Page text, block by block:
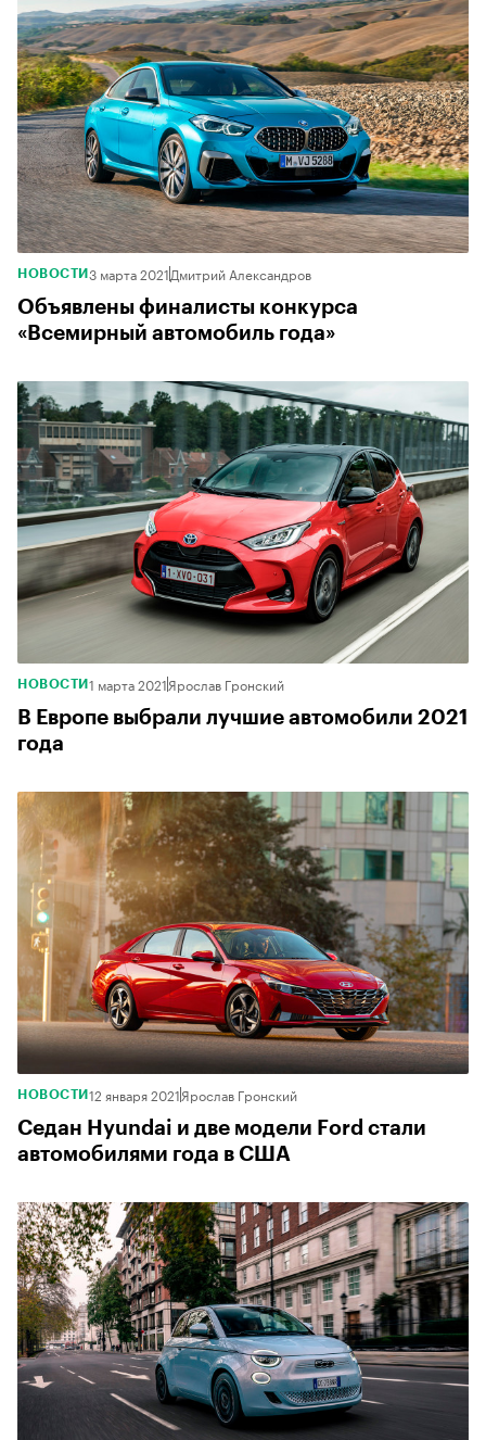
НОВОСТИ 3 марта 2021Дмитрий Александров
Объявлены финалисты конкурса
«Всемирный автомобиль года»
НОВОСТИ 1 марта 2021Ярослав Гронский
В Европе выбрали лучшие автомобили 2021
года
НОВОСТИ 12 января 2021Ярослав Гронский
Седан Hyundai и две модели Ford стали
автомобилями года в США